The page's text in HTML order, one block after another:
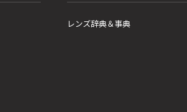
レンズ辞典＆事典